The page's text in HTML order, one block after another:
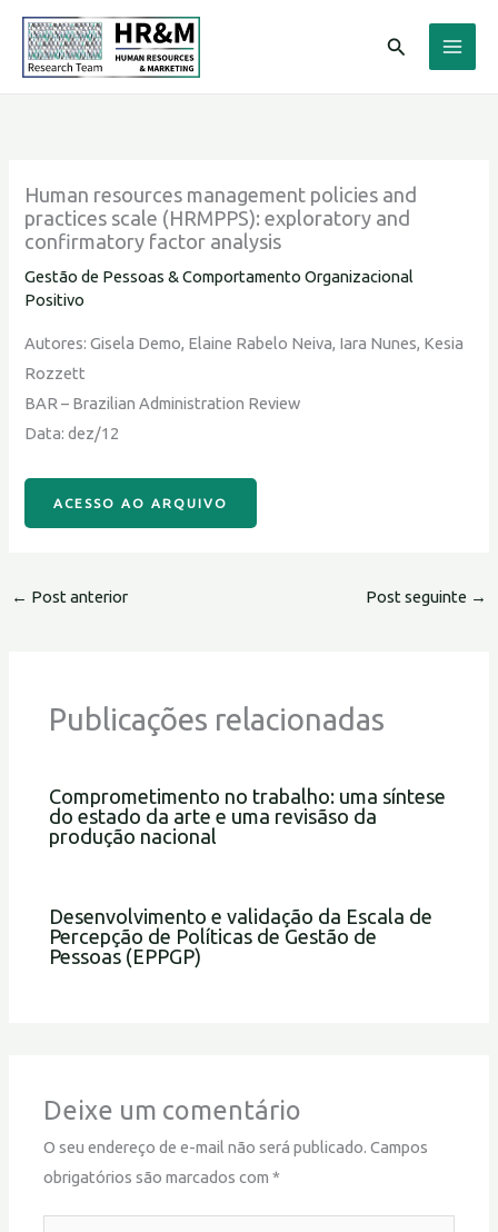
para
Pesquisar
Human resources management policies and
practices scale (HRMPPS): exploratory and
confirmatory factor analysis
Gestão de Pessoas & Comportamento Organizacional
Positivo
Autores: Gisela Demo, Elaine Rabelo Neiva, Iara Nunes, Kesia
Rozzett
BAR – Brazilian Administration Review
Data: dez/12
ACESSO AO ARQUIVO
← Post anterior Post seguinte →
Publicações relacionadas
Comprometimento no trabalho: uma síntese
do estado da arte e uma revisãso da
produção nacional
Desenvolvimento e validação da Escala de
Percepção de Políticas de Gestão de
Pessoas (EPPGP)
Deixe um comentário
O seu endereço de e-mail não será publicado. Campos
obrigatórios são marcados com*